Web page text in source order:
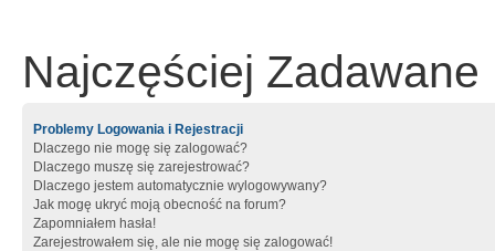
Najczęściej Zadawane
Problemy Logowania i Rejestracji
Dlaczego nie mogę się zalogować?
Dlaczego muszę się zarejestrować?
Dlaczego jestem automatycznie wylogowywany?
Jak mogę ukryć moją obecność na forum?
Zapomniałem hasła!
Zarejestrowałem się, ale nie mogę się zalogować!